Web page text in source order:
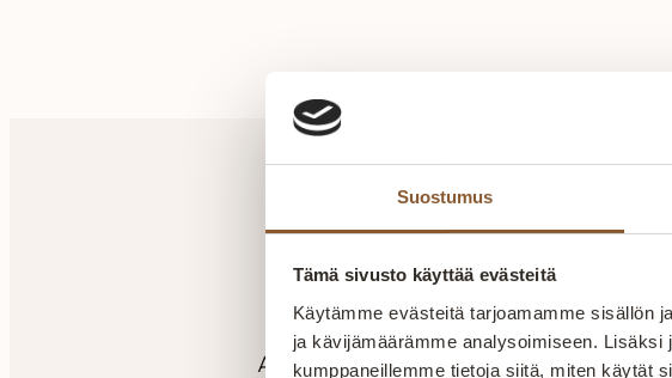
Suostumus
Tämä sivusto käyttää evästeitä
Käytämme evästeitä tarjoamamme sisällön
ja kävijämäärämme analysoimiseen.
kumppaneillemme tietoja siitä, miten käytät
Aitokaluste tekee huonekalut sohvista